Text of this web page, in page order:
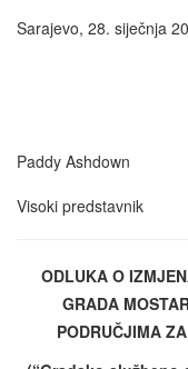
Sarajevo, 28. siječnja
Paddy Ashdown
Visoki predstavnik
ODLUKA O
GRADA
PODRUČJIMA